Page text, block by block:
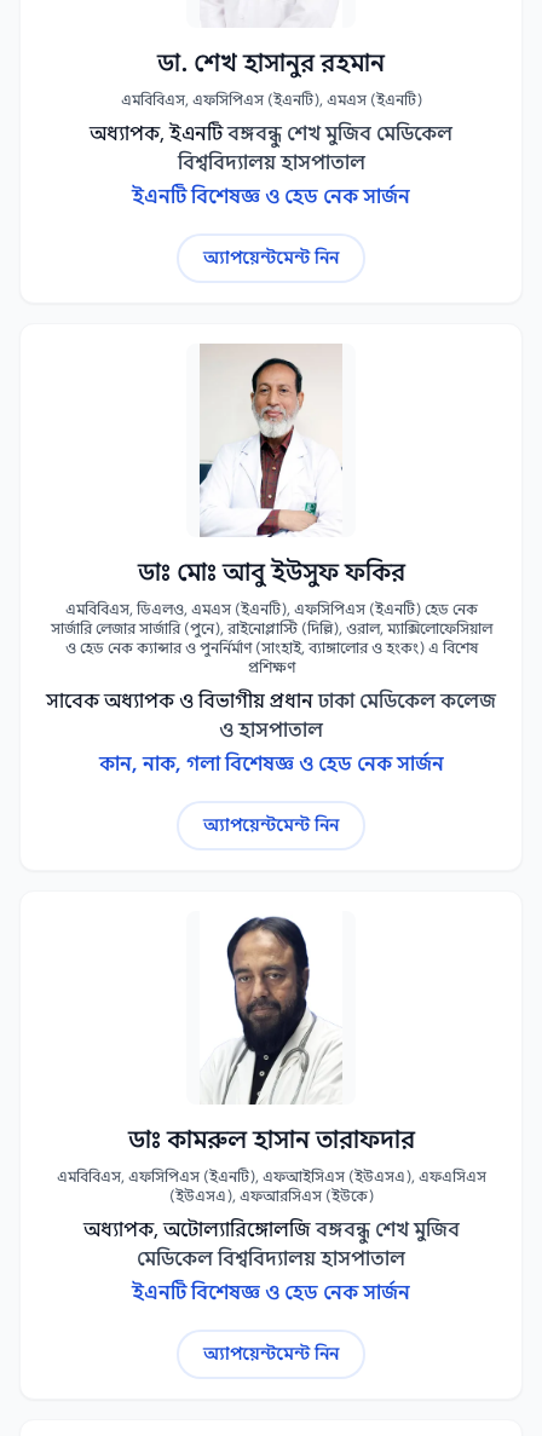
ডা. শেখ হাসানুর রহমান
এমবিবিএস, এফসিপিএস (ইএনটি), এমএস (ইএনটি)
অধ্যাপক, ইএনটি বঙ্গবন্ধু শেখ মুজিব মেডিকেল
বিশ্ববিদ্যালয় হাসপাতাল
ইএনটি বিশেষজ্ঞ ও হেড নেক সার্জন
অ্যাপয়েন্টমেন্ট নিন
ডাঃ মোঃ আবু ইউসুফ ফকির
এমবিবিএস, ডিএলও, এমএস (ইএনটি), এফসিপিএস (ইএনটি) হেড নেক
সার্জারি লেজার সার্জারি (পুনে), রাইনোপ্লাস্টি (দিল্লি), ওরাল, ম্যাক্সিলোফেসিয়াল
ও হেড নেক ক্যান্সার ও পুনর্নির্মাণ (সাংহাই, ব্যাঙ্গালোর ও হংকং) এ বিশেষ
প্রশিক্ষণ
সাবেক অধ্যাপক ও বিভাগীয় প্রধান ঢাকা মেডিকেল কলেজ
ও হাসপাতাল
কান, নাক, গলা বিশেষজ্ঞ ও হেড নেক সার্জন
অ্যাপয়েন্টমেন্ট নিন
ডাঃ কামরুল হাসান তারাফদার
এমবিবিএস, এফসিপিএস (ইএনটি), এফআইসিএস (ইউএসএ), এফএসিএস
(ইউএসএ), এফআরসিএস (ইউকে)
অধ্যাপক, অটোল্যারিঙ্গোলজি বঙ্গবন্ধু শেখ মুজিব
মেডিকেল বিশ্ববিদ্যালয় হাসপাতাল
ইএনটি বিশেষজ্ঞ ও হেড নেক সার্জন
অ্যাপয়েন্টমেন্ট নিন